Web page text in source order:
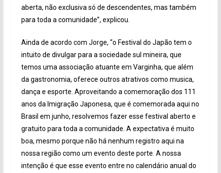
aberta, não exclusiva só de descendentes, mas também
para toda a comunidade”, explicou.
Ainda de acordo com Jorge, “o Festival do Japão tem o
intuito de divulgar para a sociedade sul mineira, que
temos uma associação atuante em Varginha, que além
da gastronomia, oferece outros atrativos como musica,
dança e esporte. Aproveitando a comemoração dos 111
anos da Imigração Japonesa, que é comemorada aqui no
Brasil em junho, resolvemos fazer esse festival aberto e
gratuito para toda a comunidade. A expectativa é muito
boa, mesmo porque não há nenhum registro aqui na
nossa região como um evento deste porte. A nossa
intenção é que esse evento entre no calendário anual do